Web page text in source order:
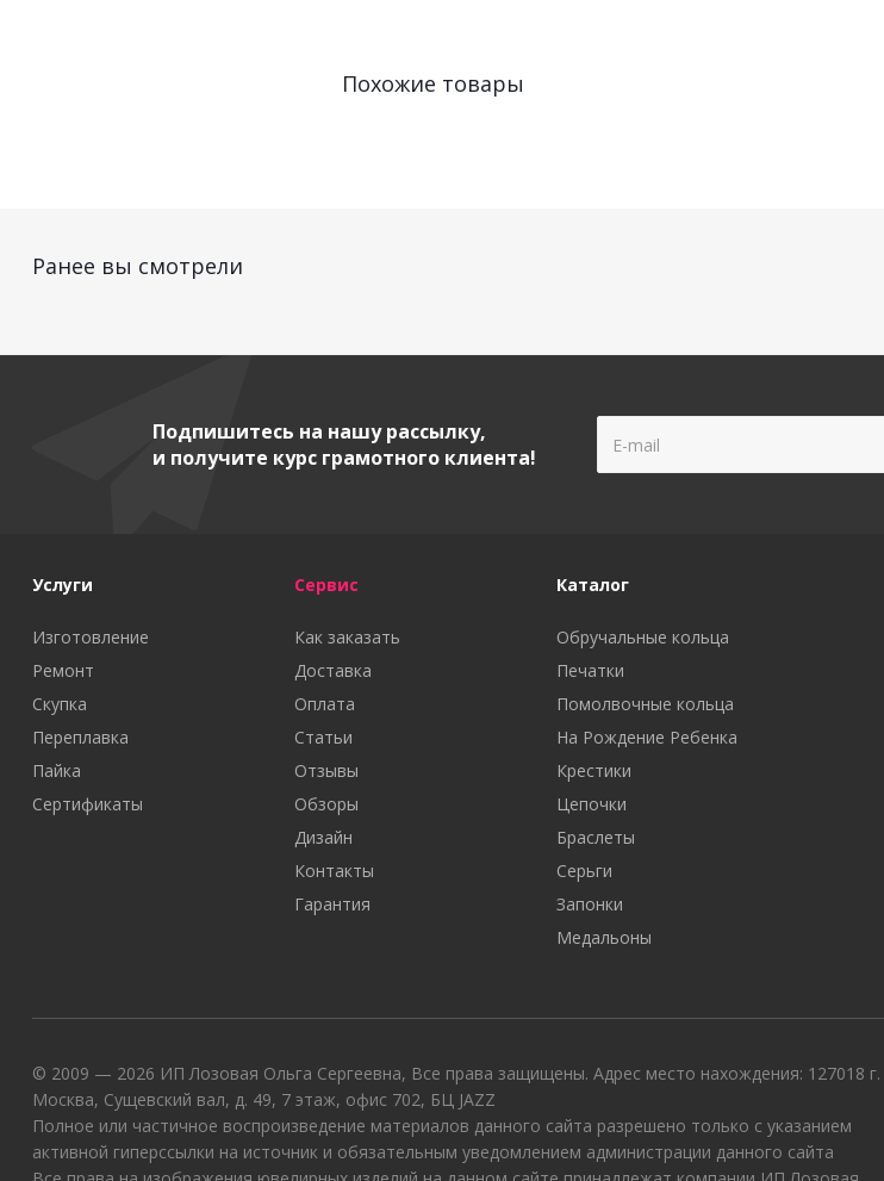
Похожие товары
Ранее вы смотрели
Подпишитесь на нашу рассылку,
и получите курс грамотного клиента!
Услуги
Изготовление
Ремонт
Скупка
Переплавка
Пайка
Сертификаты
Сервис
Как заказать
Доставка
Оплата
Статьи
Отзывы
Обзоры
Дизайн
Контакты
Гарантия
Каталог
Обручальные кольца
Печатки
Помолвочные кольца
На Рождение Ребенка
Крестики
Цепочки
Браслеты
Серьги
Запонки
Медальоны
© 2009 — 2026 ИП Лозовая Ольга Сергеевна, Все права защищены. Адрес место нахождения: 127018 г.
Москва, Сущевский вал, д. 49, 7 этаж, офис 702, БЦ JAZZ
Полное или частичное воспроизведение материалов данного сайта разрешено только с указанием
активной гиперссылки на источник и обязательным уведомлением администрации данного сайта